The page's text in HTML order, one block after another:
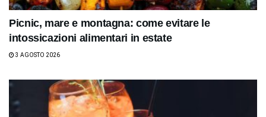
Picnic, mare e montagna: come evitare le
intossicazioni alimentari in estate
3 AGOSTO 2026